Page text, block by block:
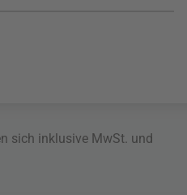
sich inklusive MwSt. und